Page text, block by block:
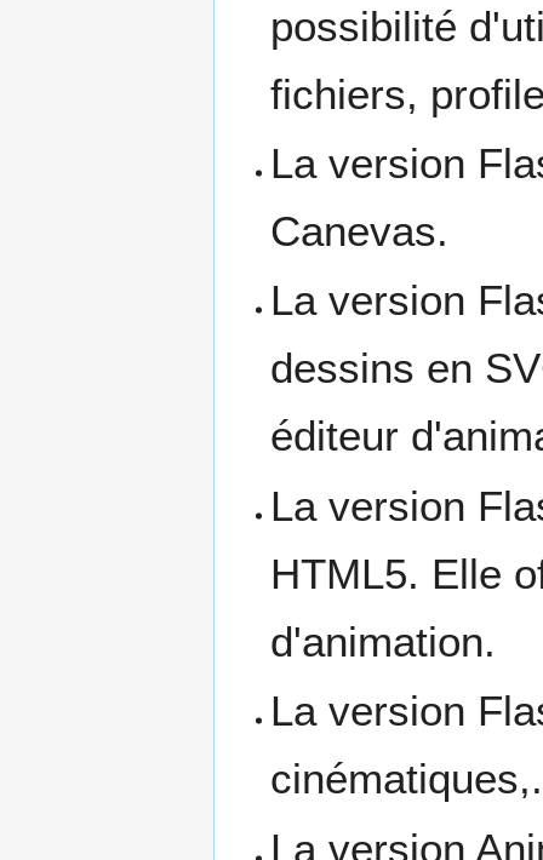
possibilité
fichiers,
La version
Canevas.
La version
dessins en
éditeur
La version
HTML5. Elle
d'animation.
La version
La version